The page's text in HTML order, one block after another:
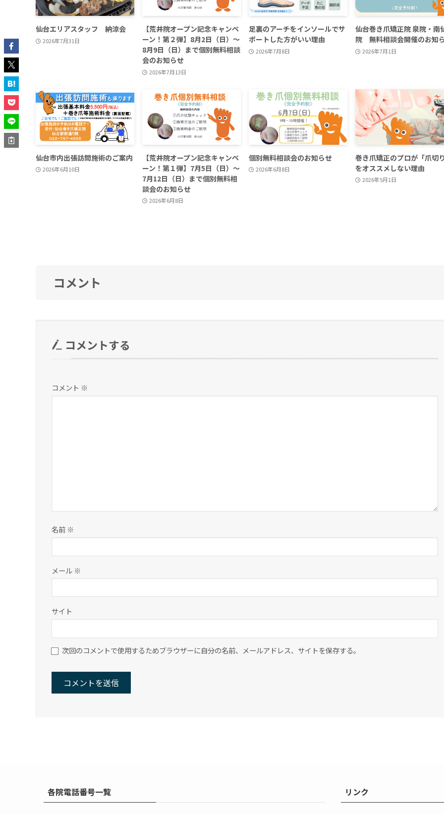
仙台エリアスタッフ 納涼会
2026年7月31日
【荒井院オープン記念キャンペ
ーン！第２弾】8月2日（日）～
8月9日（日）まで個別無料相談
会のお知らせ
2026年7月13日
足裏のアーチをインソールでサ
ポートした方がいい理由
2026年7月8日
仙台巻き爪矯正院 泉院・南
院 無料相談会開催のお知
2026年7月1日
仙台市内出張訪問施術のご案内
2026年6月10日
【荒井院オープン記念キャンペ
ーン！第１弾】7月5日（日）～
7月12日（日）まで個別無料相
談会のお知らせ
2026年6月8日
個別無料相談会のお知らせ
2026年6月8日
巻き爪矯正のプロが「爪切
をオススメしない理由
2026年5月1日
コメント
コメントする
コメント ※
名前 ※
メール ※
サイト
次回のコメントで使用するためブラウザーに自分の名前、メールアドレス、サイトを保存する。
各院電話番号一覧 リンク